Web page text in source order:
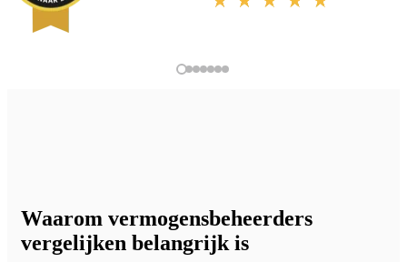
Waarom vermogensbeheerders
vergelijken belangrijk is